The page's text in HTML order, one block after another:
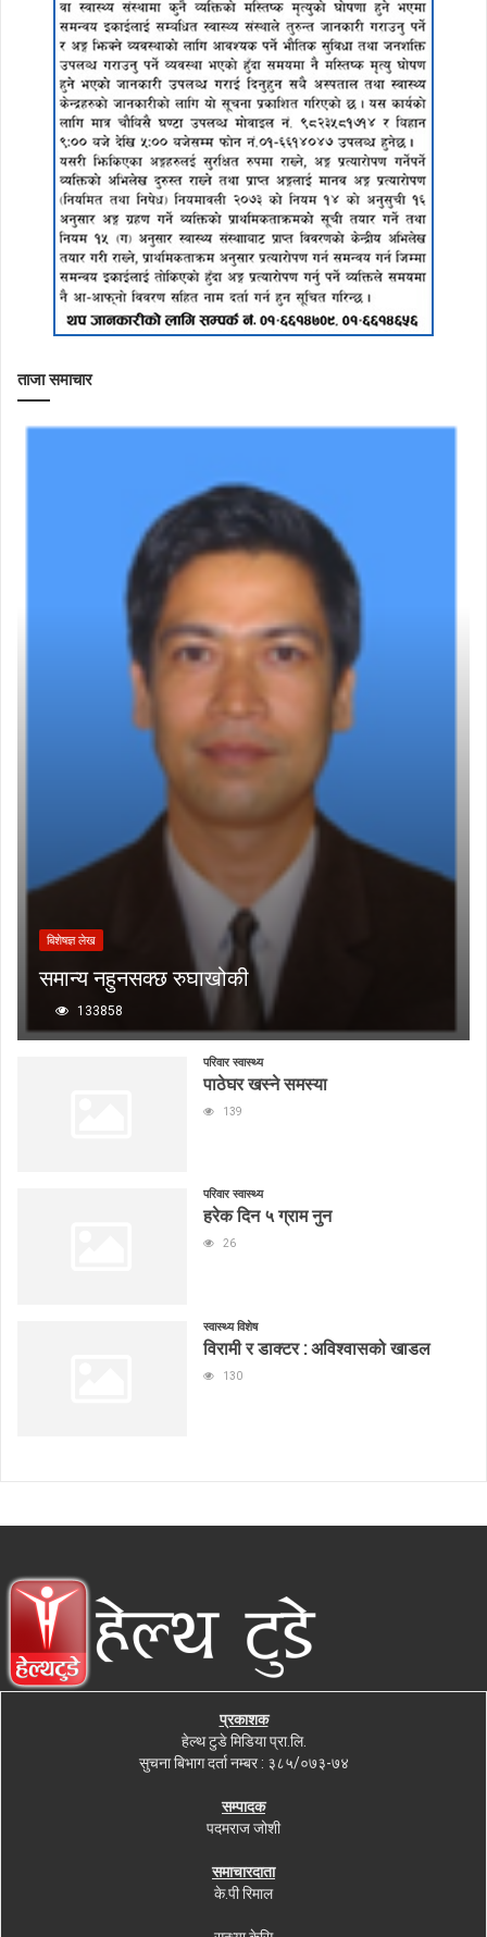
ताजा समाचार
बिशेषज्ञ लेख
समान्य नहुनसक्छ रुघाखोकी
133858
परिवार स्वास्थ्य
पाठेघर खस्ने समस्या
139
परिवार स्वास्थ्य
हरेक दिन ५ ग्राम नुन
26
स्वास्थ्य विशेष
विरामी र डाक्टर : अविश्वासको खाडल
130
प्रकाशक
हेल्थ टुडे मिडिया प्रा.लि.
सुचना बिभाग दर्ता नम्बर : ३८५/०७३-७४
सम्पादक
पदमराज जोशी
समाचारदाता
के.पी रिमाल